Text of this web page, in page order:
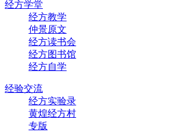
经方学堂
经方教学
仲景原文
经方读书会
经方图书馆
经方自学
经验交流
经方实验录
黄煌经方村
专版